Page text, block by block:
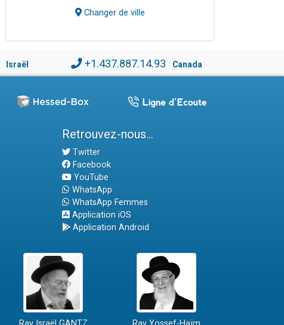
Changer de ville
Israël +1.437.887.14.93 Canada
Retrouvez-nous...
Twitter
Facebook
YouTube
WhatsApp
WhatsApp Femmes
Application iOS
Application Android